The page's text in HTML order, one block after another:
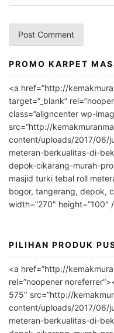
A
l
r
n
a
t
i
v
PROMO KARPET
<a href=”http://
target=”_blank”
class=”aligncenter wp-
src=”http://
content/uploads/2017/06/
meteran-berkualitas-di-
depok-cikarang-murah-
masjid turki tebal roll
bogor, tangerang, depok,
width=”270″ height=”100″
PILIHAN PRODUK
<a href=”http://
rel=”noopener
575″ src=”http://
content/uploads/2017/06/
meteran-berkualitas-di-